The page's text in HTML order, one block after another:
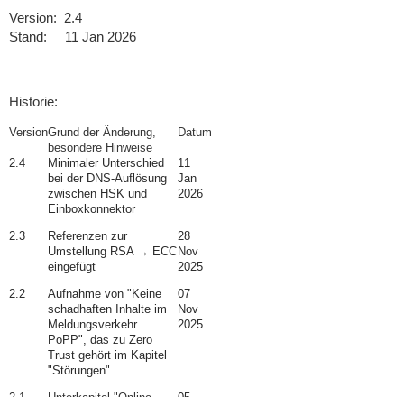
Version: 2.4
Stand: 11 Jan 2026
Historie:
VersionGrund der Änderung,
besondere Hinweise
Datum
2.4
Minimaler Unterschied
bei der DNS-Auflösung
zwischen HSK und
Einboxkonnektor
11
Jan
2026
2.3
Referenzen zur
Umstellung RSA → ECC
eingefügt
28
Nov
2025
2.2
Aufnahme von "Keine
schadhaften Inhalte im
Meldungsverkehr
PoPP", das zu Zero
Trust gehört im Kapitel
"Störungen"
07
Nov
2025